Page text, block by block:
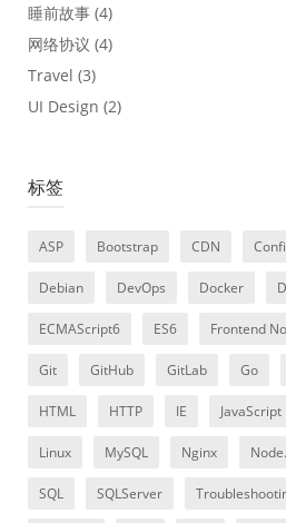
睡前故事 (4)
网络协议 (4)
Travel (3)
UI Design (2)
标签
ASP Bootstrap CDN
Debian DevOps Docker
ECMAScript6 ES6 Frontend
Git GitHub GitLab Go
HTML HTTP IE JavaScript
Linux MySQL Nginx
SQL SQLServer